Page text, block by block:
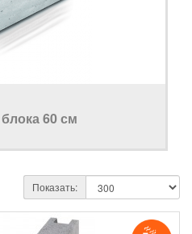
60 см
Показать: